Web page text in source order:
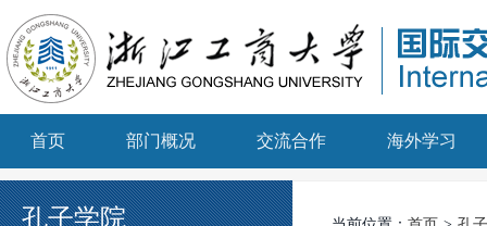
首页 部门概况 交流合作 海外学习
孔子学院